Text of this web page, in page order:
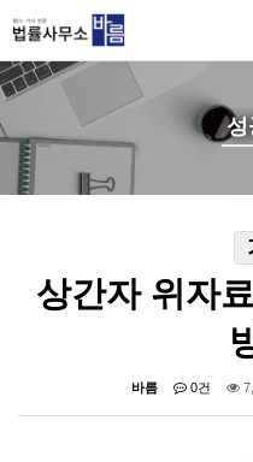
성
상간자 위자
바름 0건